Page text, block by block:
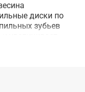
диски по
зубьев
увеличивает